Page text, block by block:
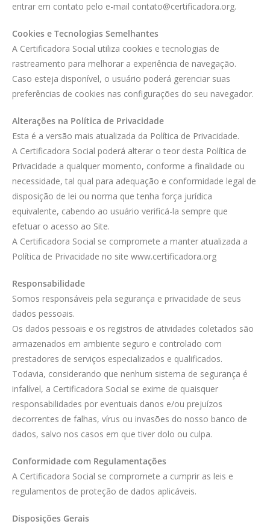
entrar em contato pelo e-mail contato@certificadora.org.
Cookies e Tecnologias Semelhantes
A Certificadora Social utiliza cookies e tecnologias de
rastreamento para melhorar a experiência de navegação.
Caso esteja disponível, o usuário poderá gerenciar suas
preferências de cookies nas configurações do seu navegador.
Alterações na Política de Privacidade
Esta é a versão mais atualizada da Política de Privacidade.
A Certificadora Social poderá alterar o teor desta Política de
Privacidade a qualquer momento, conforme a finalidade ou
necessidade, tal qual para adequação e conformidade legal de
disposição de lei ou norma que tenha força jurídica
equivalente, cabendo ao usuário verificá-la sempre que
efetuar o acesso ao Site.
A Certificadora Social se compromete a manter atualizada a
Política de Privacidade no site www.certificadora.org
Responsabilidade
Somos responsáveis pela segurança e privacidade de seus
dados pessoais.
Os dados pessoais e os registros de atividades coletados são
armazenados em ambiente seguro e controlado com
prestadores de serviços especializados e qualificados.
Todavia, considerando que nenhum sistema de segurança é
infalível, a Certificadora Social se exime de quaisquer
responsabilidades por eventuais danos e/ou prejuízos
decorrentes de falhas, vírus ou invasões do nosso banco de
dados, salvo nos casos em que tiver dolo ou culpa.
Conformidade com Regulamentações
A Certificadora Social se compromete a cumprir as leis e
regulamentos de proteção de dados aplicáveis.
Disposições Gerais